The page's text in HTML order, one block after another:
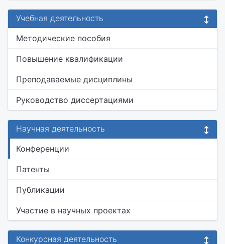
Учебная деятельность
Методические пособия
Повышение квалификации
Преподаваемые дисциплины
Руководство диссертациями
Научная деятельность
Конференции
Патенты
Публикации
Участие в научных проектах
Конкурсная деятельность